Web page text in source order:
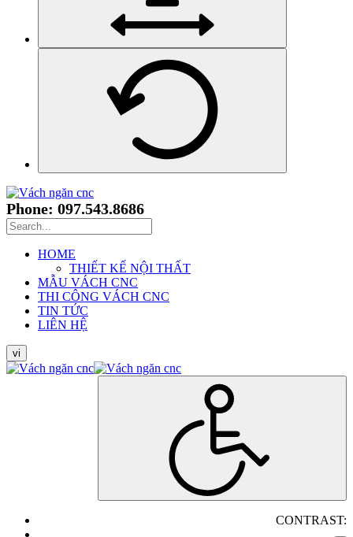
Phone: 097.543.8686
HOME
THIẾT KẾ NỘI THẤT
MẪU VÁCH CNC
THI CÔNG VÁCH CNC
TIN TỨC
LIÊN HỆ
vi
CONTRAST: